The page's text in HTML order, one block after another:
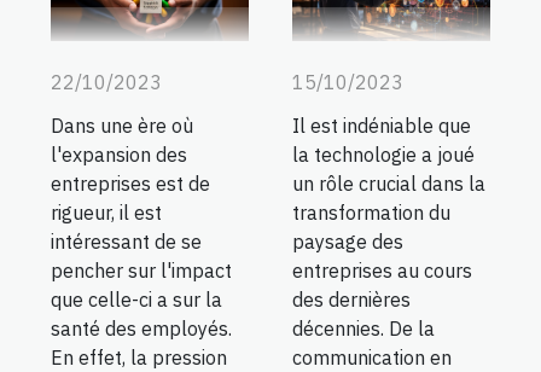
22/10/2023
Dans une ère où
l'expansion des
entreprises est de
rigueur, il est
intéressant de se
pencher sur l'impact
que celle-ci a sur la
santé des employés.
En effet, la pression
15/10/2023
Il est indéniable que
la technologie a joué
un rôle crucial dans la
transformation du
paysage des
entreprises au cours
des dernières
décennies. De la
communication en